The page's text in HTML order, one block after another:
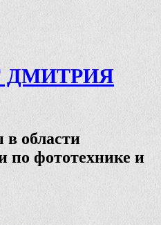
ДМИТРИЯ
области
по фототехнике и